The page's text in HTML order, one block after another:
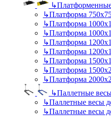
↳
↳Платформа
↳Платформа
↳Платформа
↳Платформа
↳Платформа
↳Платформа
↳Платформа
↳Платформа
↳Паллетные
↳Паллетные весы
↳Паллетные весы